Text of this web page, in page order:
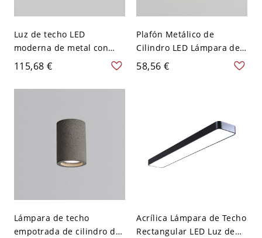
Luz de techo LED
moderna de metal con
pantalla acrílica - Pantalla
blanca - 110 A 120 V 30,48
cm Negro Blanco
115,68 €
Plafón Metálico de
Cilindro LED Lámpara de
Techo Simplista para
Pasillo - Negro 110 A 120
58,56 €
Lámpara de techo
empotrada de cilindro de
Acrílica Lámpara de Techo
Rectangular LED Luz de